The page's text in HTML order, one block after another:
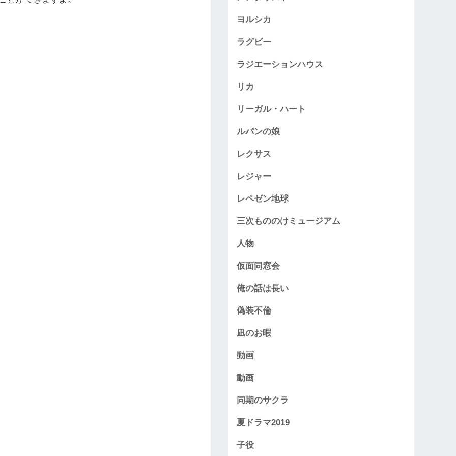
ヨルシカ
ラグビー
ラジエーションハウス
リカ
リーガル・ハート
ルパンの娘
レクサス
レジャー
レペゼン地球
三次もののけミュージアム
人物
仮面同窓会
俺の話は長い
偽装不倫
凪のお暇
動画
動画
同期のサクラ
夏ドラマ2019
子役